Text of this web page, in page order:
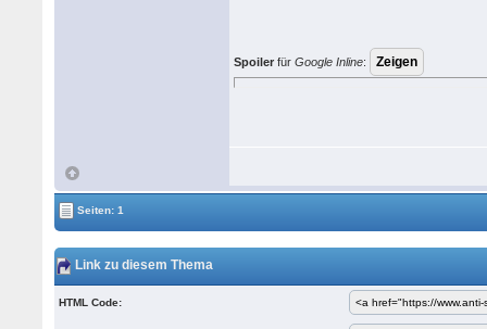
Spoiler fürGoogle Inline:
Seiten: 1
Link zu diesem Thema
HTML Code: